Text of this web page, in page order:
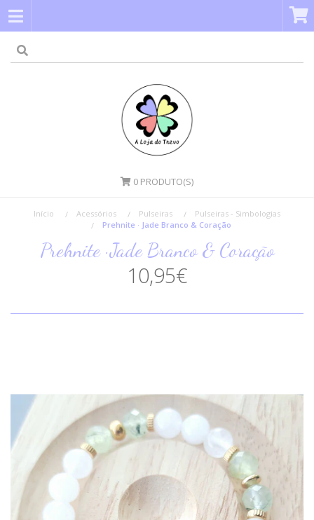
0 PRODUTO(S)
Início Acessórios Pulseiras
Pulseiras - Simbologias
Prehnite · Jade Branco & Coração
Prehnite · Jade Branco & Coração
10,95€